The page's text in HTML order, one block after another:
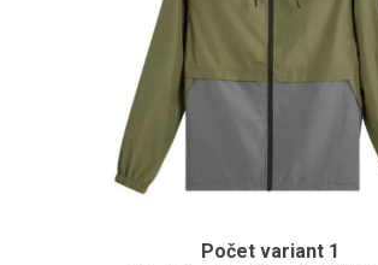
Počet variant 1